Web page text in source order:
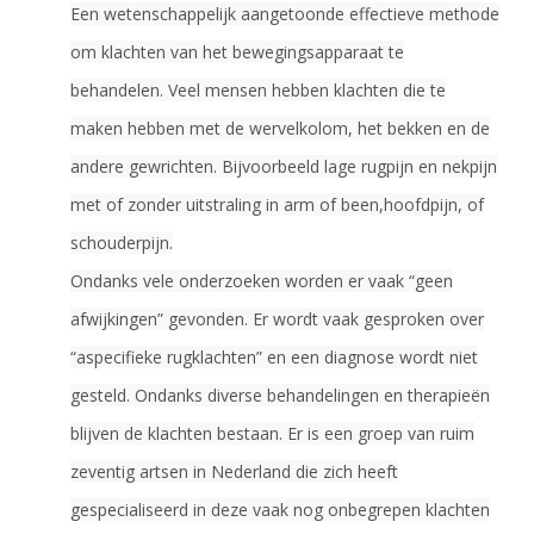
Een wetenschappelijk aangetoonde effectieve methode
om klachten van het bewegingsapparaat te
behandelen. Veel mensen hebben klachten die te
maken hebben met de wervelkolom, het bekken en de
andere gewrichten. Bijvoorbeeld lage rugpijn en nekpijn
met of zonder uitstraling in arm of been,hoofdpijn, of
schouderpijn.
Ondanks vele onderzoeken worden er vaak “geen
afwijkingen” gevonden. Er wordt vaak gesproken over
“aspecifieke rugklachten” en een diagnose wordt niet
gesteld. Ondanks diverse behandelingen en therapieën
blijven de klachten bestaan. Er is een groep van ruim
zeventig artsen in Nederland die zich heeft
gespecialiseerd in deze vaak nog onbegrepen klachten